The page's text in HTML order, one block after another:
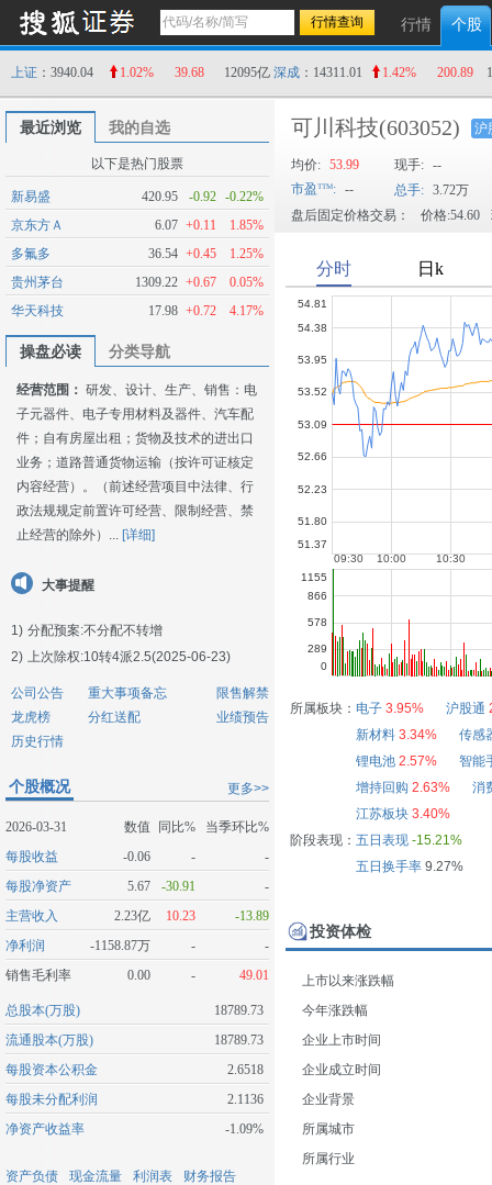
行情 个股
上证 ：3940.04 1.02% 39.68 12095亿 深成 ：14311.01 1.42% 200.89
最近浏览 我的自选
以下是热门股票
新易盛 420.95 -0.92 -0.22%
京东方Ａ
6.07 +0.11
1.85%
多氟多
36.54 +0.45
1.25%
贵州茅台
1309.22 +0.67
0.05%
华天科技
17.98 +0.72 4.17%
操盘必读 分类导航
经营范围： 研发、设计、生产、销售：电
子元器件、电子专用材料及器件、汽车配
件；自有房屋出租；货物及技术的进出口
业务；道路普通货物运输（按许可证核定
内容经营）。（前述经营项目中法律、行
政法规规定前置许可经营、限制经营、禁
止经营的除外）... [详细]
大事提醒
1) 分配预案:不分配不转增
2) 上次除权:10转4派2.5(2025-06-23)
公司公告 重大事项备忘
限售解禁
龙虎榜
分红送配
业绩预告
历史行情
更多>>
个股概况
2026-03-31 数值 同比%
当季环比%
每股收益
-0.06 -
-
每股净资产
5.67 -30.91
-
主营收入
2.23亿 10.23
-13.89
净利润
-1158.87万 -
-
销售毛利率
0.00 - 49.01
总股本(万股)
18789.73
流通股本(万股)
18789.73
每股资本公积金
2.6518
每股未分配利润
2.1136
净资产收益率
-1.09%
资产负债 现金流量 利润表 财务报告
可川科技(603052) 沪
均价: 53.99 现手: --
市盈
: -- 总手: 3.72万
盘后固定价格交易：
价格:54.60
所属板块： 电子 3.95% 沪股通
新材料 3.34%
传感
锂电池 2.57%
智能
增持回购 2.63%
消
江苏板块 3.40%
阶段表现： 五日表现 -15.21%
五日换手率9.27%
投资体检
上市以来涨跌幅
今年涨跌幅
企业上市时间
企业成立时间
企业背景
所属城市
所属行业